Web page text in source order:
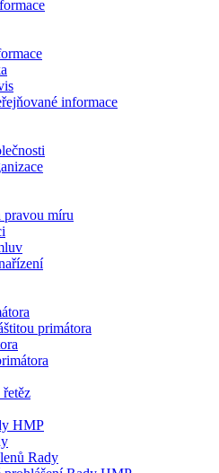
informace
pravou míru
primátora
HMP
Rady